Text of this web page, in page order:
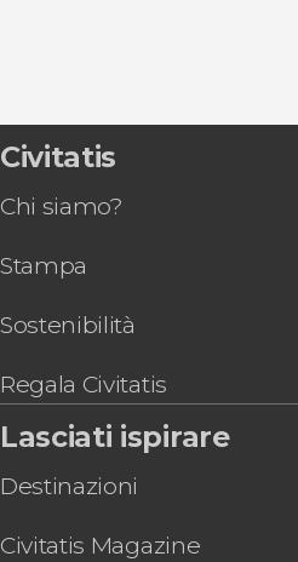
Civitatis
Chi siamo?
Stampa
Sostenibilità
Regala Civitatis
Lasciati ispirare
Destinazioni
Civitatis Magazine